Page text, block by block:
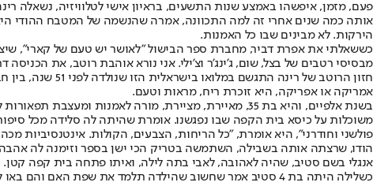
פעם, מזמן, איפשהו באמצע שנות התשעים, בראיון אישי לטלוויזיה, נשאלה
אותה כמה שנים אחרי זה למה התכוונה, אמרה שהנשמה של המטבח ההודי
הירקות. לא מבינים שבו כל האמנות.
מבסיסי רטבים של בצל, שום, ג'ינג'ר וצ'ילי. אני נורא אוהבת רוטב, את
חזון הרוטב
אמריקה או אפריקה, היא זוכרת ריח, מראות וטעם.
בשנת אלפיים, והיא בת 35, מאיירת, מציירת, מורה
משוכלות על כיסא בית הקפה שבו נפגשנו. אומרת שהיתה לה סלידה מכל
פולשני וחודרני", היא אומרת, "כל הריחות, הצבעים, הקולות. אינטנסיביות
הודו, שרצתה אותה בשבילה, השתמשה בטריק הכי ישן בספר וזימנה לה
אנגלי בשם סטיב, שהיה לאהובה, לאבי בתה לילה, ואיתו פתחה בית קפה קטן.
כשלילה היתה בת 4 סטיב אמר שחשוב שהילדה תלמד את שפת